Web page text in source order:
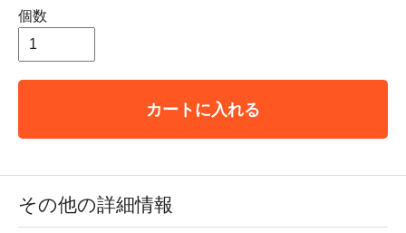
個数
カートに入れる
その他の詳細情報